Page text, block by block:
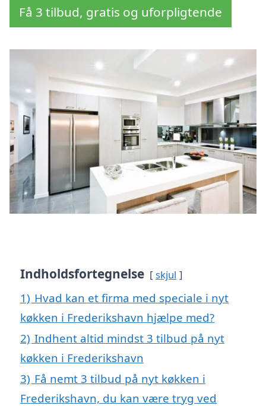
Få 3 tilbud, gratis og uforpligtende
Indholdsfortegnelse skjul
1) Hvad kan et firma med speciale i nyt
køkken i Frederikshavn hjælpe med?
2) Indhent altid mindst 3 tilbud på nyt
køkken i Frederikshavn
3) Få nemt 3 tilbud på nyt køkken i
Frederikshavn, du kan være tryg ved